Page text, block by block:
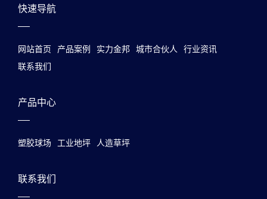
快速导航
网站首页 产品案例 实力金邦 城市合伙人 行业资讯
联系我们
产品中心
塑胶球场 工业地坪 人造草坪
联系我们